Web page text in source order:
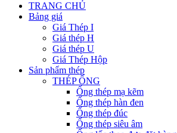
TRANG CHỦ
Bảng giá
Giá Thép I
Giá thép H
Giá thép U
Giá Thép Hộp
Sản phẩm thép
THÉP ỐNG
Ống thép mạ kẽm
Ống thép hàn đen
Ống thép đúc
Ống thép siêu âm